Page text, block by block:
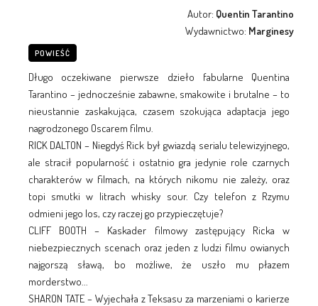
Autor: Quentin Tarantino
Wydawnictwo: Marginesy
POWIEŚĆ
Długo oczekiwane pierwsze dzieło fabularne Quentina
Tarantino – jednocześnie zabawne, smakowite i brutalne – to
nieustannie zaskakująca, czasem szokująca adaptacja jego
nagrodzonego Oscarem filmu.
RICK DALTON – Niegdyś Rick był gwiazdą serialu telewizyjnego,
ale stracił popularność i ostatnio gra jedynie role czarnych
charakterów w filmach, na których nikomu nie zależy, oraz
topi smutki w litrach whisky sour. Czy telefon z Rzymu
odmieni jego los, czy raczej go przypieczętuje?
CLIFF BOOTH – Kaskader filmowy zastępujący Ricka w
niebezpiecznych scenach oraz jeden z ludzi filmu owianych
najgorszą sławą, bo możliwe, że uszło mu płazem
morderstwo...
SHARON TATE – Wyjechała z Teksasu za marzeniami o karierze